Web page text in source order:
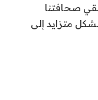
صحافتنا
متزايد إلى